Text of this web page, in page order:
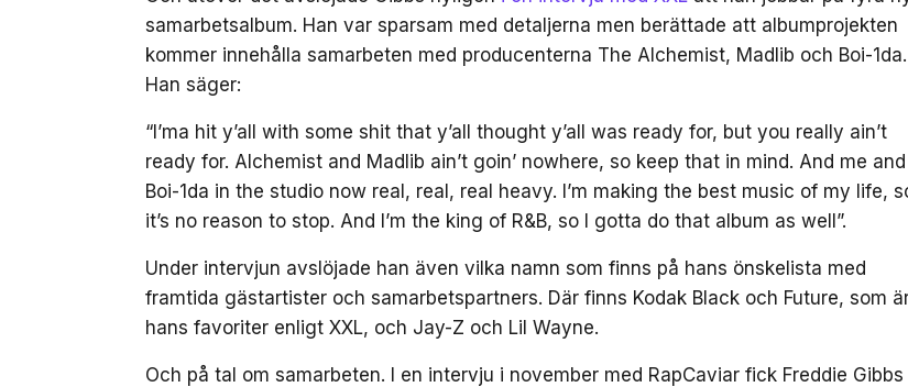
samarbetsalbum. Han var sparsam med detaljerna men berättade att albumprojekten
kommer innehålla samarbeten med producenterna The Alchemist, Madlib och Boi-1da.
Han säger:
“I’ma hit y’all with some shit that y’all thought y’all was ready for, but you really ain’t
ready for. Alchemist and Madlib ain’t goin’ nowhere, so keep that in mind. And me and
Boi-1da in the studio now real, real, real heavy. I’m making the best music of my life,
it’s no reason to stop. And I’m the king of R&B, so I gotta do that album as well”.
Under intervjun avslöjade han även vilka namn som finns på hans önskelista med
framtida gästartister och samarbetspartners. Där finns Kodak Black och Future, som
hans favoriter enligt XXL, och Jay-Z och Lil Wayne.
Och på tal om samarbeten. I en intervju i november med RapCaviar fick Freddie Gibbs